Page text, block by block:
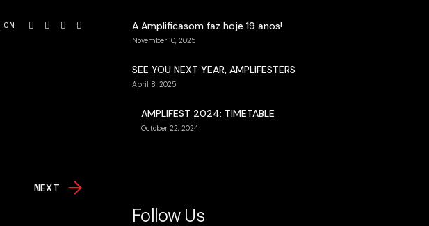
ON
NEXT
A Amplificasom faz hoje 19 anos!
November 10, 2025
SEE YOU NEXT YEAR, AMPLIFESTERS
April 8, 2025
AMPLIFEST 2024: TIMETABLE
October 22, 2024
Follow Us